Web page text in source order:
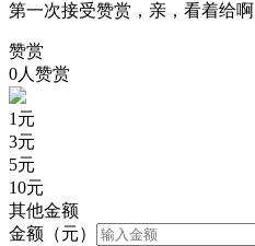
第一次接受赞赏，亲，看着给啊
赞赏
0人赞赏
1 元
3元
5元
10元
其他金额
金额（元）